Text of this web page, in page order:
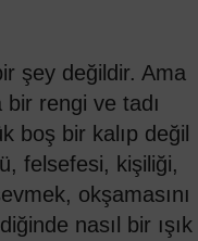
şey değildir. Ama
bir rengi ve tadı
boş bir kalıp değil
felsefesi, kişiliği,
okşamasını
nasıl bir ışık